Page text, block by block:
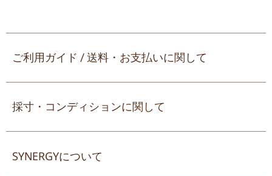
ご利用ガイド / 送料・お支払いに関して
採寸・コンディションに関して
SYNERGYについて